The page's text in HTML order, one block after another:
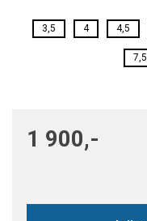
3,5 4 4,5
7,5
1 900,-